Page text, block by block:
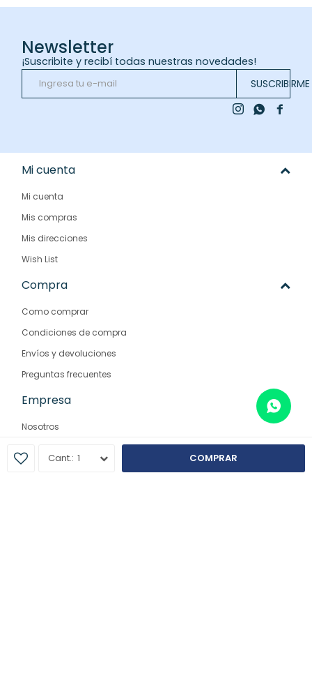
1 COMPRAR
Newsletter
¡Suscribite y recibí todas nuestras novedades!
SUSCRIBIRME

 
Mi cuenta
Mi cuenta
Mis compras
Mis direcciones
Wish List
Compra
Como comprar
Condiciones de compra
Envíos y devoluciones
Preguntas frecuentes
Empresa
Nosotros